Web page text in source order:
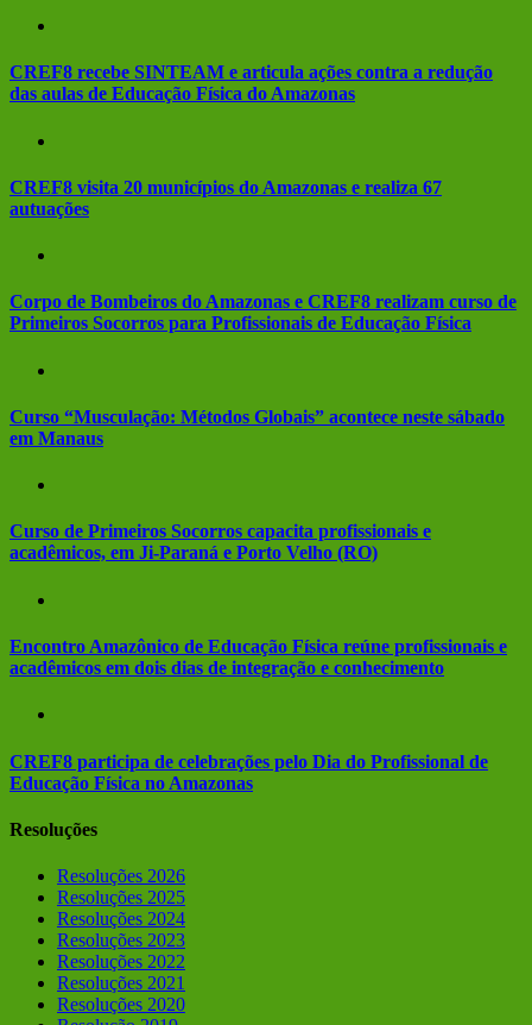
CREF8 recebe SINTEAM e articula ações contra a redução
das aulas de Educação Física do Amazonas
CREF8 visita 20 municípios do Amazonas e realiza 67
autuações
Corpo de Bombeiros do Amazonas e CREF8 realizam curso de
Primeiros Socorros para Profissionais de Educação Física
Curso “Musculação: Métodos Globais” acontece neste sábado
em Manaus
Curso de Primeiros Socorros capacita profissionais e
acadêmicos, em Ji-Paraná e Porto Velho (RO)
Encontro Amazônico de Educação Física reúne profissionais e
acadêmicos em dois dias de integração e conhecimento
CREF8 participa de celebrações pelo Dia do Profissional de
Educação Física no Amazonas
Resoluções
Resoluções 2026
Resoluções 2025
Resoluções 2024
Resoluções 2023
Resoluções 2022
Resoluções 2021
Resoluções 2020